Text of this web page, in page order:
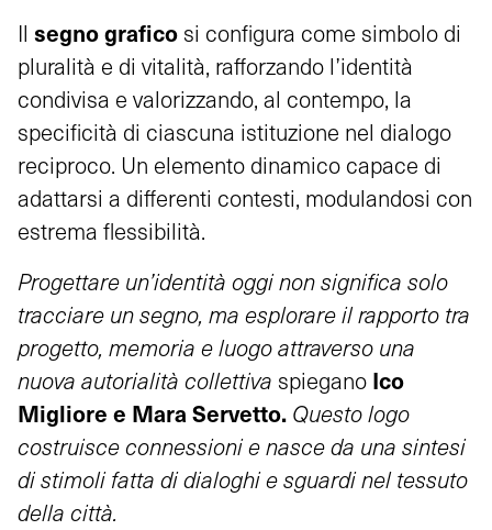
Il segno grafico si configura come simbolo di
pluralità e di vitalità, rafforzando l’identità
condivisa e valorizzando, al contempo, la
specificità di ciascuna istituzione nel dialogo
reciproco. Un elemento dinamico capace di
adattarsi a differenti contesti, modulandosi con
estrema flessibilità.
Progettare un’identità oggi non significa solo
tracciare un segno, ma esplorare il rapporto tra
progetto, memoria e luogo attraverso una
nuova autorialità collettiva spiegano Ico
Migliore e Mara Servetto. Questo logo
costruisce connessioni e nasce da una sintesi
di stimoli fatta di dialoghi e sguardi nel tessuto
della città.